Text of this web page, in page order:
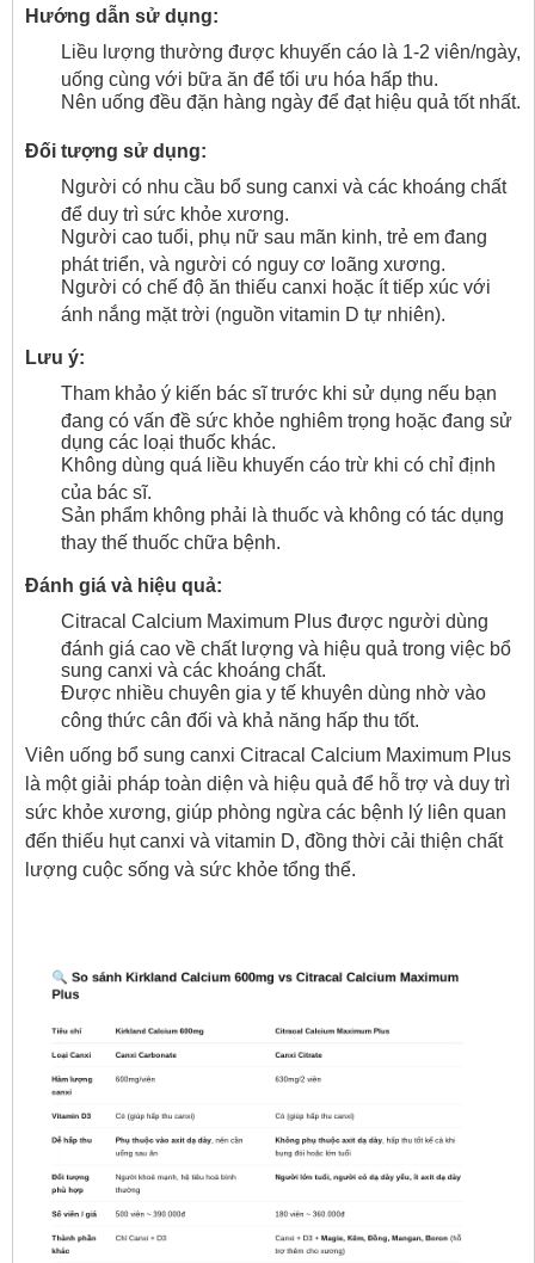
Hướng dẫn sử dụng:
Liều lượng thường được khuyến cáo là 1-2 viên/ngày,
uống cùng với bữa ăn để tối ưu hóa hấp thu.
Nên uống đều đặn hàng ngày để đạt hiệu quả tốt nhất.
Đối tượng sử dụng:
Người có nhu cầu bổ sung canxi và các khoáng chất
để duy trì sức khỏe xương.
Người cao tuổi, phụ nữ sau mãn kinh, trẻ em đang
phát triển, và người có nguy cơ loãng xương.
Người có chế độ ăn thiếu canxi hoặc ít tiếp xúc với
ánh nắng mặt trời (nguồn vitamin D tự nhiên).
Lưu ý:
Tham khảo ý kiến bác sĩ trước khi sử dụng nếu bạn
đang có vấn đề sức khỏe nghiêm trọng hoặc đang sử
dụng các loại thuốc khác.
Không dùng quá liều khuyến cáo trừ khi có chỉ định
của bác sĩ.
Sản phẩm không phải là thuốc và không có tác dụng
thay thế thuốc chữa bệnh.
Đánh giá và hiệu quả:
Citracal Calcium Maximum Plus được người dùng
đánh giá cao về chất lượng và hiệu quả trong việc bổ
sung canxi và các khoáng chất.
Được nhiều chuyên gia y tế khuyên dùng nhờ vào
công thức cân đối và khả năng hấp thu tốt.
Viên uống bổ sung canxi Citracal Calcium Maximum Plus
là một giải pháp toàn diện và hiệu quả để hỗ trợ và duy trì
sức khỏe xương, giúp phòng ngừa các bệnh lý liên quan
đến thiếu hụt canxi và vitamin D, đồng thời cải thiện chất
lượng cuộc sống và sức khỏe tổng thể.